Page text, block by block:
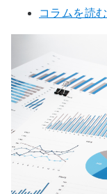
コラムを読む